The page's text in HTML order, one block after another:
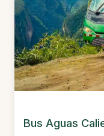
Bus Aguas